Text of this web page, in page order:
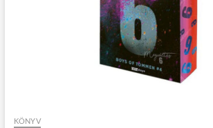
KÖNYV